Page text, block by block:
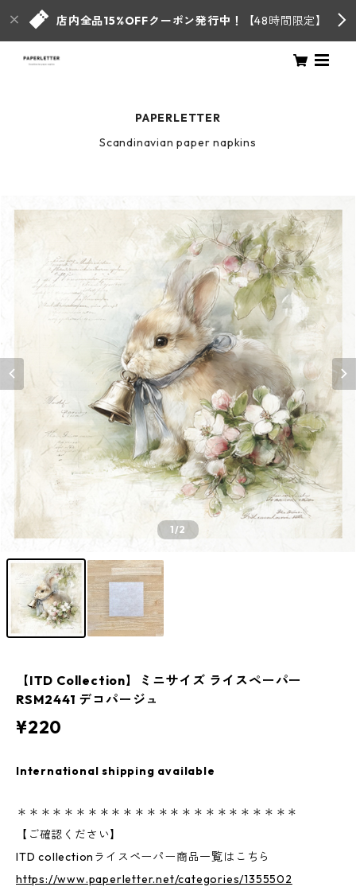
店内全品15%OFFクーポン発行中！ 【48時間限定】
PAPERLETTER
Scandinavian paper napkins
1/2
【ITD Collection】ミニサイズ ライスペーパー
RSM2441 デコパージュ
¥220
International shipping available
＊＊＊＊＊＊＊＊＊＊＊＊＊＊＊＊＊＊＊＊＊＊＊＊
【ご確認ください】
ITD collectionライスペーパー商品一覧はこちら
https://www.paperletter.net/categories/1355502